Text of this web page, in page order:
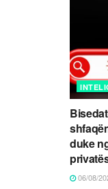
duke
06/08/